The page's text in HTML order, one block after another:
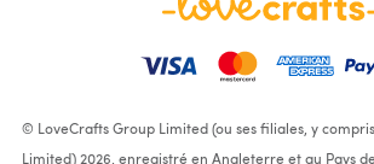
© LoveCrafts Group Limited (ou ses filiales, y
Limited) 2026, enregistré en Angleterre et au Pays de